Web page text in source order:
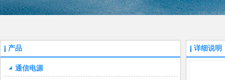
产品
通信电源
详细说明